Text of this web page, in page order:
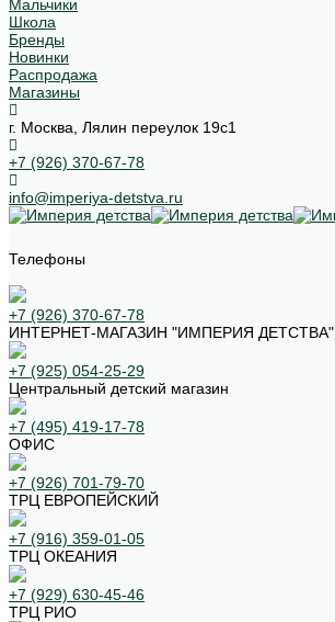
Мальчики
Школа
Бренды
Новинки
Распродажа
Магазины
г. Москва, Лялин переулок 19с1
+7 (926) 370-67-78
info@imperiya-detstva.ru
Телефоны
+7 (926) 370-67-78
ИНТЕРНЕТ-МАГАЗИН "ИМПЕРИЯ ДЕТСТВА"
+7 (925) 054-25-29
Центральный детский магазин
+7 (495) 419-17-78
ОФИС
+7 (926) 701-79-70
ТРЦ ЕВРОПЕЙСКИЙ
+7 (916) 359-01-05
ТРЦ ОКЕАНИЯ
+7 (929) 630-45-46
ТРЦ РИО